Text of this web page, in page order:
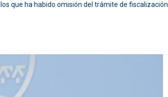
que ha habido omisión del trámite de fiscalización